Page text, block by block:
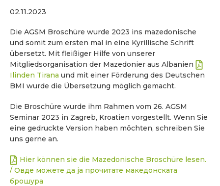
02.11.2023
Die AGSM Broschüre wurde 2023 ins mazedonische
und somit zum ersten mal in eine Kyrillische Schrift
übersetzt. Mit fleißiger Hilfe von unserer
Mitgliedsorganisation der Mazedonier aus Albanien
Ilinden Tirana und mit einer Förderung des Deutschen
BMI wurde die Übersetzung möglich gemacht.
Die Broschüre wurde ihm Rahmen vom 26. AGSM
Seminar 2023 in Zagreb, Kroatien vorgestellt. Wenn Sie
eine gedruckte Version haben möchten, schreiben Sie
uns gerne an.
Hier können sie die Mazedonische Broschüre lesen.
/ Овде можете да ја прочитате македонската
брошура